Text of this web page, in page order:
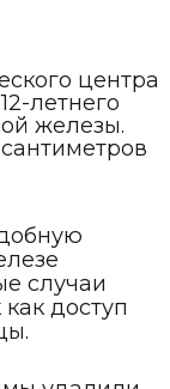
центра
летнего
железы.
случаи
доступ